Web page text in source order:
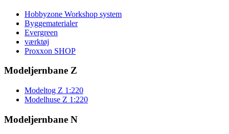
Hobbyzone Workshop system
Byggematerialer
Evergreen
værktøj
Proxxon SHOP
Modeljernbane Z
Modeltog Z 1:220
Modelhuse Z 1:220
Modeljernbane N